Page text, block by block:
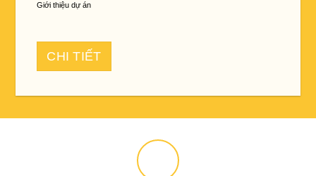
Giới thiệu dự án
CHI TIẾT